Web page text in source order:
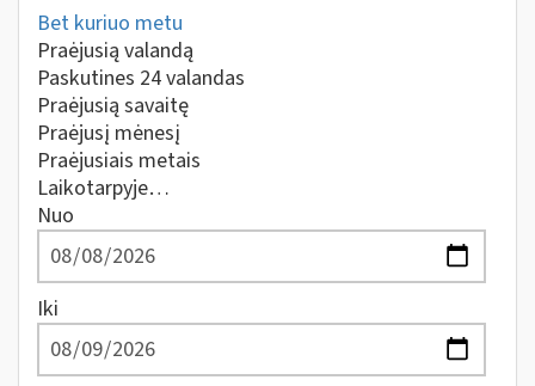
Bet kuriuo metu
Praėjusią valandą
Paskutines 24 valandas
Praėjusią savaitę
Praėjusį mėnesį
Praėjusiais metais
Laikotarpyje…
Nuo
Iki